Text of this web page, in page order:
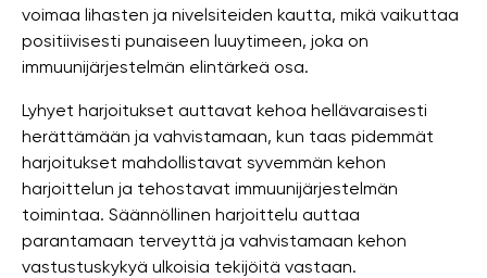
voimaa lihasten ja nivelsiteiden kautta, mikä vaikuttaa
positiivisesti punaiseen luuytimeen, joka on
immuunijärjestelmän elintärkeä osa.
Lyhyet harjoitukset auttavat kehoa hellävaraisesti
herättämään ja vahvistamaan, kun taas pidemmät
harjoitukset mahdollistavat syvemmän kehon
harjoittelun ja tehostavat immuunijärjestelmän
toimintaa. Säännöllinen harjoittelu auttaa
parantamaan terveyttä ja vahvistamaan kehon
vastustuskykyä ulkoisia tekijöitä vastaan.